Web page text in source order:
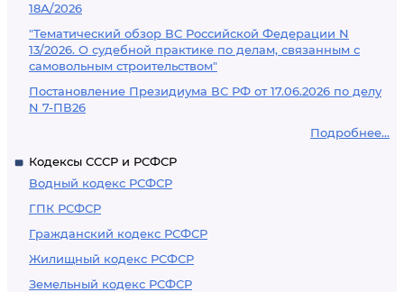
18А/2026
"Тематический обзор ВС Российской Федерации N
13/2026. О судебной практике по делам, связанным с
самовольным строительством"
Постановление Президиума ВС РФ от 17.06.2026 по делу
N 7-ПВ26
Подробнее...
Кодексы СССР и РСФСР
Водный кодекс РСФСР
ГПК РСФСР
Гражданский кодекс РСФСР
Жилищный кодекс РСФСР
Земельный кодекс РСФСР